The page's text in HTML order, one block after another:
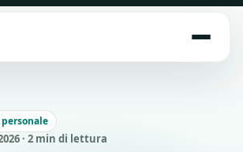
· 2 min di lettura